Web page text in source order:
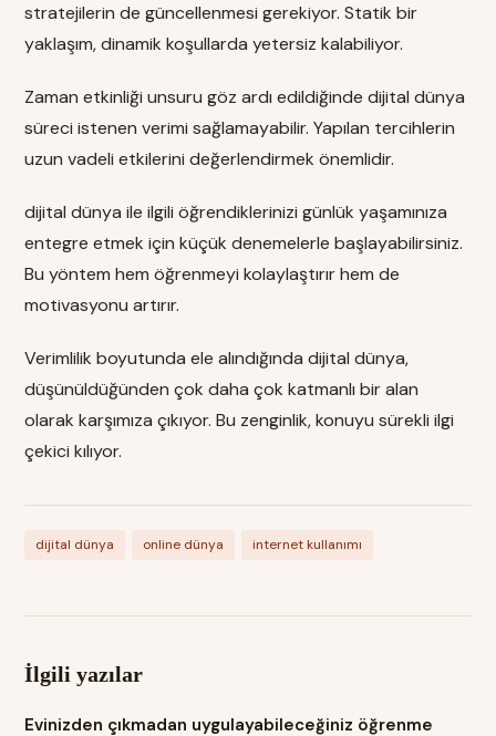
stratejilerin de güncellenmesi gerekiyor. Statik bir
yaklaşım, dinamik koşullarda yetersiz kalabiliyor.
Zaman etkinliği unsuru göz ardı edildiğinde dijital dünya
süreci istenen verimi sağlamayabilir. Yapılan tercihlerin
uzun vadeli etkilerini değerlendirmek önemlidir.
dijital dünya ile ilgili öğrendiklerinizi günlük yaşamınıza
entegre etmek için küçük denemelerle başlayabilirsiniz.
Bu yöntem hem öğrenmeyi kolaylaştırır hem de
motivasyonu artırır.
Verimlilik boyutunda ele alındığında dijital dünya,
düşünüldüğünden çok daha çok katmanlı bir alan
olarak karşımıza çıkıyor. Bu zenginlik, konuyu sürekli ilgi
çekici kılıyor.
dijital dünya online dünya internet kullanımı
İlgili yazılar
Evinizden çıkmadan uygulayabileceğiniz öğrenme